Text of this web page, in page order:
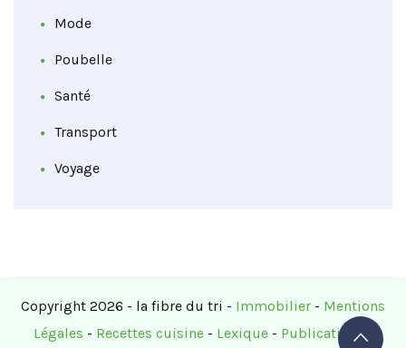
Mode
Poubelle
Santé
Transport
Voyage
Copyright 2026 - la fibre du tri - Immobilier - Mentions
Légales - Recettes cuisine- Lexique- Publications-